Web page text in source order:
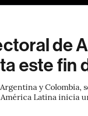
de
este fin
y Colombia,
Latina inicia